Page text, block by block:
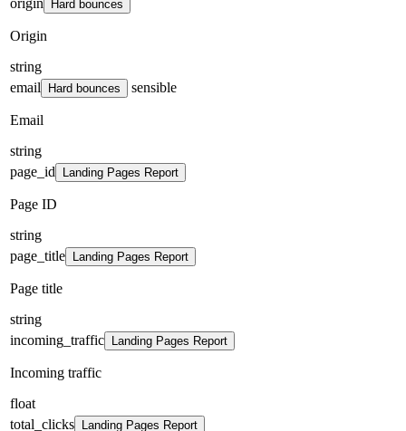
Hard bounces
Origin
string
email
Hard bounces sensible
Email
string
page_id
Landing Pages Report
Page ID
string
page_title
Landing Pages Report
Page title
string
incoming_traffic
Landing Pages Report
Incoming traffic
float
total_clicks
Landing Pages Report